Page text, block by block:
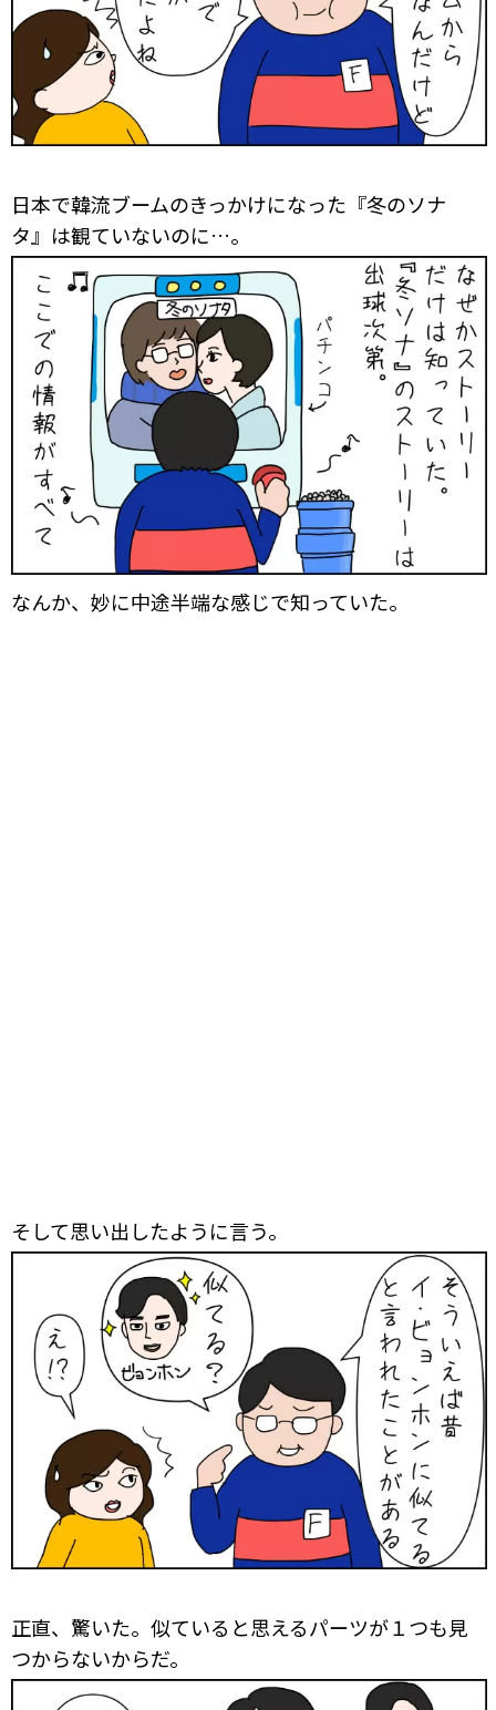
日本で韓流ブームのきっかけになった『冬のソナ
タ』は観ていないのに…。
なんか、妙に中途半端な感じで知っていた。
そして思い出したように言う。
正直、驚いた。似ていると思えるパーツが１つも見
つからないからだ。